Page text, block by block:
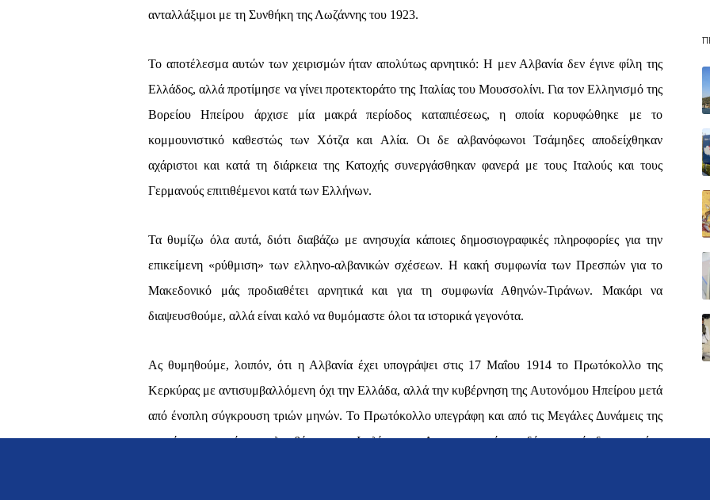
ανταλλάξιμοι με τη Συνθήκη της Λωζάννης του 1923.
Το αποτέλεσμα αυτών των χειρισμών ήταν απολύτως αρνητικό: Η μεν Αλβανία δεν έγινε φίλη της
Ελλάδος, αλλά προτίμησε να γίνει προτεκτοράτο της Ιταλίας του Μουσσολίνι. Για τον Ελληνισμό της
Βορείου Ηπείρου άρχισε μία μακρά περίοδος καταπιέσεως, η οποία κορυφώθηκε με το
κομμουνιστικό καθεστώς των Χότζα και Αλία. Οι δε αλβανόφωνοι Τσάμηδες αποδείχθηκαν
αχάριστοι και κατά τη διάρκεια της Κατοχής συνεργάσθηκαν φανερά με τους Ιταλούς και τους
Γερμανούς επιτιθέμενοι κατά των Ελλήνων.
Τα θυμίζω όλα αυτά, διότι διαβάζω με ανησυχία κάποιες δημοσιογραφικές πληροφορίες για την
επικείμενη «ρύθμιση» των ελληνο-αλβανικών σχέσεων. Η κακή συμφωνία των Πρεσπών για το
Μακεδονικό μάς προδιαθέτει αρνητικά και για τη συμφωνία Αθηνών-Τιράνων. Μακάρι να
διαψευσθούμε, αλλά είναι καλό να θυμόμαστε όλοι τα ιστορικά γεγονότα.
Ας θυμηθούμε, λοιπόν, ότι η Αλβανία έχει υπογράψει στις 17 Μαΐου 1914 το Πρωτόκολλο της
Κερκύρας με αντισυμβαλλόμενη όχι την Ελλάδα, αλλά την κυβέρνηση της Αυτονόμου Ηπείρου μετά
από ένοπλη σύγκρουση τριών μηνών. Το Πρωτόκολλο υπεγράφη και από τις Μεγάλες Δυνάμεις της
εποχής, στις οποίες περιλαμβάνονταν η Ιταλία και η Αυστρουγγαρία, οι δύο προστάτιδες του νέου